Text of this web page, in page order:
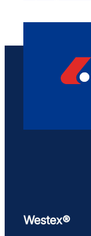
Westex®